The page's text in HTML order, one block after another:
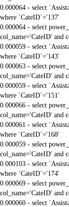
0.000064 - select
where `CateID`='137'
0.000064 - select
col_name='CateID' and
0.000059 - select
where `CateID`='143'
0.000063 - select
col_name='CateID' and
0.000059 - select
where `CateID`='151'
0.000066 - select
col_name='CateID' and
0.000061 - select
where `CateID`='168'
0.000059 - select
col_name='CateID' and
0.000103 - select
where `CateID`='174'
0.000069 - select
col_name='CateID' and
0.000060 - select